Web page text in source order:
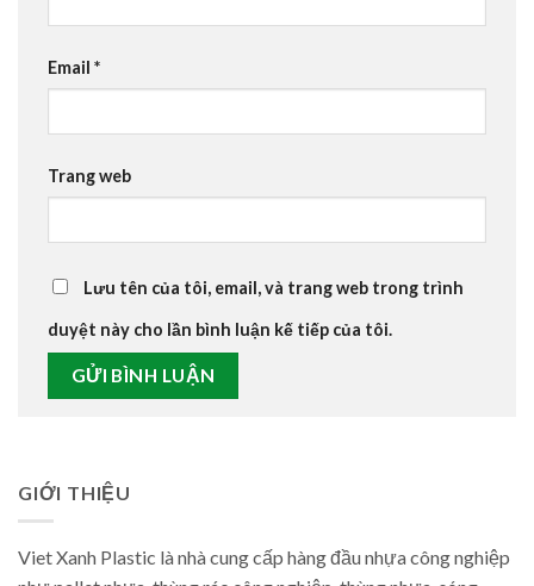
Email *
Trang web
Lưu tên của tôi, email, và trang web trong trình
duyệt này cho lần bình luận kế tiếp của tôi.
GIỚI THIỆU
Viet Xanh Plastic là nhà cung cấp hàng đầu nhựa công nghiệp